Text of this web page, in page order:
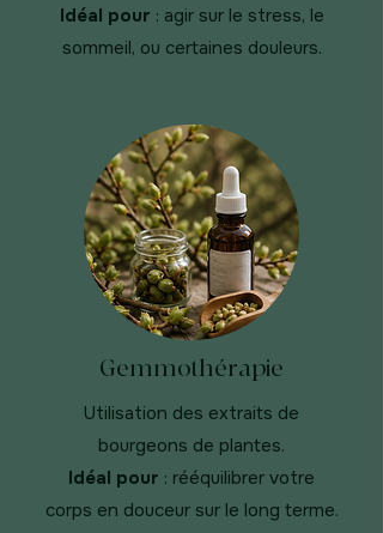
Idéal pour : agir sur le stress, le
sommeil, ou certaines douleurs.
Gemmothérapie
Utilisation des extraits de
bourgeons de plantes.
Idéal pour : rééquilibrer votre
corps en douceur sur le long terme.